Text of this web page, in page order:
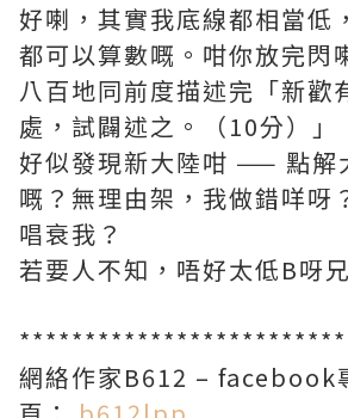
好喇，其實我底線都相當低
都可以算數嘅。咁你放完閃
八百地同前度描述完「新歡
處，試闢述之。（10分）」
好似發現新大陸咁 —— 點解
嘅？無理由架，我做錯咩呀
唱衰我？
若要人不知，唔好太低B呀
網絡作家B612 – facebook